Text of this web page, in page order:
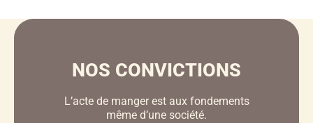
NOS CONVICTIONS
L’acte de manger est aux fondements
même d’une société.